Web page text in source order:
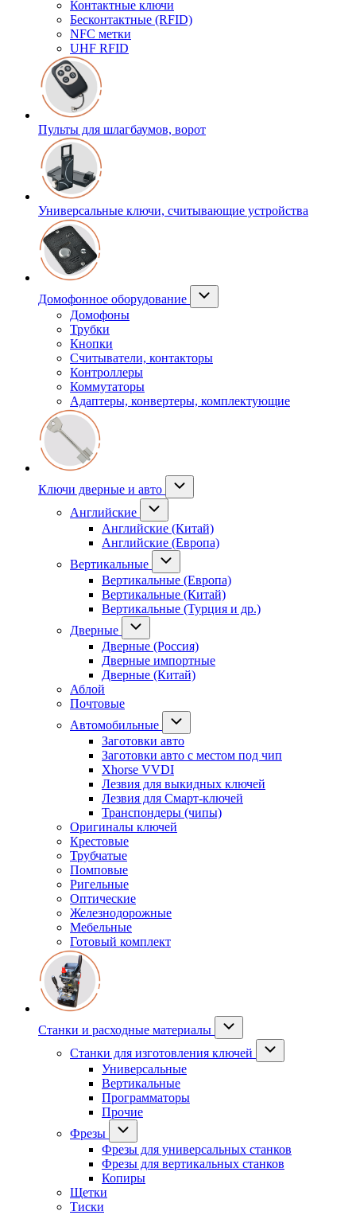
Контактные ключи
Бесконтактные (RFID)
NFC метки
UHF RFID
Пульты для шлагбаумов, ворот
Универсальные ключи, считывающие устройства
Домофонное оборудование
Домофоны
Трубки
Кнопки
Считыватели, контакторы
Контроллеры
Коммутаторы
Адаптеры, конвертеры, комплектующие
Ключи дверные и авто
Английские
Английские (Китай)
Английские (Европа)
Вертикальные
Вертикальные (Европа)
Вертикальные (Китай)
Вертикальные (Турция и др.)
Дверные
Дверные (Россия)
Дверные импортные
Дверные (Китай)
Аблой
Почтовые
Автомобильные
Заготовки авто
Заготовки авто с местом под чип
Xhorse VVDI
Лезвия для выкидных ключей
Лезвия для Смарт-ключей
Транспондеры (чипы)
Оригиналы ключей
Крестовые
Трубчатые
Помповые
Ригельные
Оптические
Железнодорожные
Мебельные
Готовый комплект
Станки и расходные материалы
Станки для изготовления ключей
Универсальные
Вертикальные
Программаторы
Прочие
Фрезы
Фрезы для универсальных станков
Фрезы для вертикальных станков
Копиры
Щетки
Тиски